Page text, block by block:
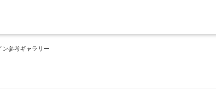
ン参考ギャラリー